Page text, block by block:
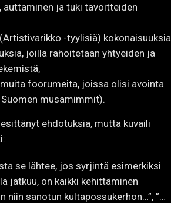
ja tuki tavoitteiden
-tyylisiä) kokonaisuuksia
joilla rahoitetaan yhtyeiden ja
foorumeita, joissa olisi avointa
musamimmit).
ehdotuksia, mutta kuvaili
se lähtee, jos syrjintä esimerkiksi
jatkuu, on kaikki kehittäminen
niin sanotun kultapossukerhon…”, ”…